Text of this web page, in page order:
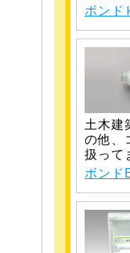
ボンド
土木建
の他、
扱って
ボンド